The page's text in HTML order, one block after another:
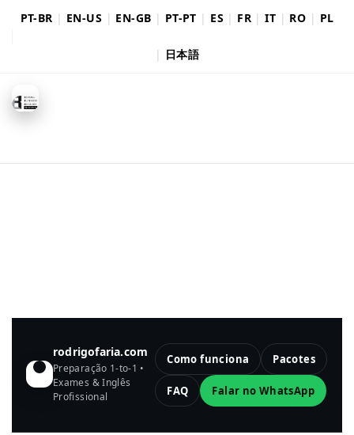
PT-BR | EN-US | EN-GB | PT-PT | ES | FR |IT | RO | PL
| 日本語
rodrigofaria.com
Preparação 1-to-1 •
Exames & Inglês
Profissional
Como funciona Pacotes
FAQ Falar no WhatsApp